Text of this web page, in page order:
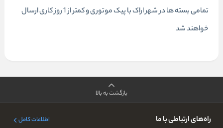
تمامی بسته ها در شهر اراک با پیک موتوری و کمتر از 1 روز کاری ارسال
خواهند شد
بازگشت به بالا
راه‌های ارتباطی با ما اطلاعات کامل